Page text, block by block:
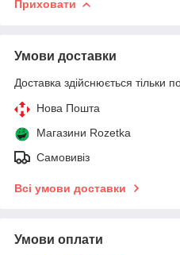
Приховати
Умови доставки
Доставка здійснюється тільки
Нова Пошта
Магазини Rozetka
Самовивіз
Всі умови доставки
Умови оплати